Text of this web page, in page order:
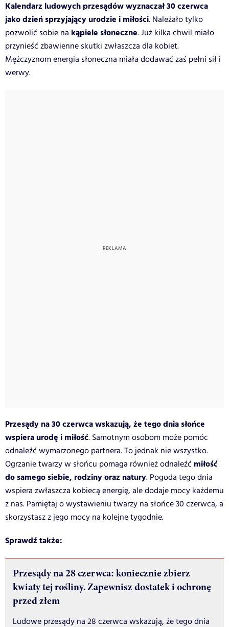
Kalendarz ludowych przesądów wyznaczał 30 czerwca
jako dzień sprzyjający urodzie i miłości. Należało tylko
pozwolić sobie na kąpiele słoneczne. Już kilka chwil miało
przynieść zbawienne skutki zwłaszcza dla kobiet.
Mężczyznom energia słoneczna miała dodawać zaś pełni sił i
werwy.
Przesądy na 30 czerwca wskazują, że tego dnia słońce
wspiera urodę i miłość. Samotnym osobom może pomóc
odnaleźć wymarzonego partnera. To jednak nie wszystko.
Ogrzanie twarzy w słońcu pomaga również odnaleźć miłość
do samego siebie, rodziny oraz natury. Pogoda tego dnia
wspiera zwłaszcza kobiecą energię, ale dodaje mocy każdemu
z nas. Pamiętaj o wystawieniu twarzy na słońce 30 czerwca, a
skorzystasz z jego mocy na kolejne tygodnie.
Sprawdź także:
Przesądy na 28 czerwca: koniecznie zbierz
kwiaty tej rośliny. Zapewnisz dostatek i ochronę
przed złem
Ludowe przesądy na 28 czerwca wskazują, że tego dnia